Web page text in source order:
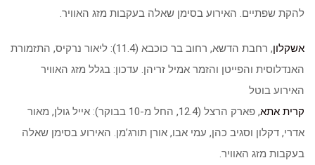
להקת שפתיים. האירוע בסימן שאלה בעקבות מזג האוויר.
אשקלון
, רחבת הדשא, רחוב בר כוכבא (11.4): ליאור נרקיס, התזמורת
האנדלוסית והפייטן והזמר אמיל זריהן. עדכון: בגלל מזג האוויר
האירוע בוטל
קרית אתא
, פארק הרצל (12.4, החל מ-10 בבוקר): אייל גולן, מאור
אדרי, דקלון וסגיב כהן, עמי אבו, אורן תורג’מן. האירוע בסימן שאלה
בעקבות מזג האוויר.